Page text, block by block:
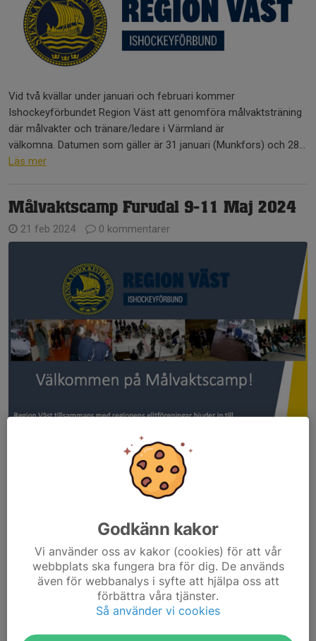
Vid två kvällar under januari och februari kommer
Ishockeyförbundet Region Väst att genomföra målvaktsträning
där målvakter och tränare/ledare i Värmland är
välkomna. Datumen som gäller är 31 januari (Munkfors) och 28...
Läs mer
Målvaktscamp Furudal 9-11 Maj 2024
21 feb 2024 0 kommentarer
Godkänn kakor
Vi använder oss av kakor (cookies) för att vår
webbplats ska fungera bra för dig. De används
även för webbanalys i syfte att hjälpa oss att
förbättra våra tjänster.
Så använder vi cookies